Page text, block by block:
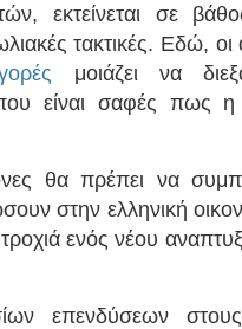
εκτείνεται σε
τακτικές. Εδώ, οι
μοιάζει να
είναι σαφές πως η
θα πρέπει να
στην ελληνική
ενός νέου
επενδύσεων